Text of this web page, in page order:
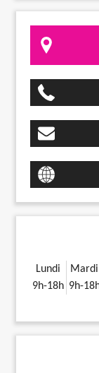
Lundi
9h-18h
Mardi
9h-